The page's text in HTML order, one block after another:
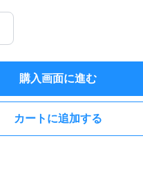
購入画面に進む
カートに追加する